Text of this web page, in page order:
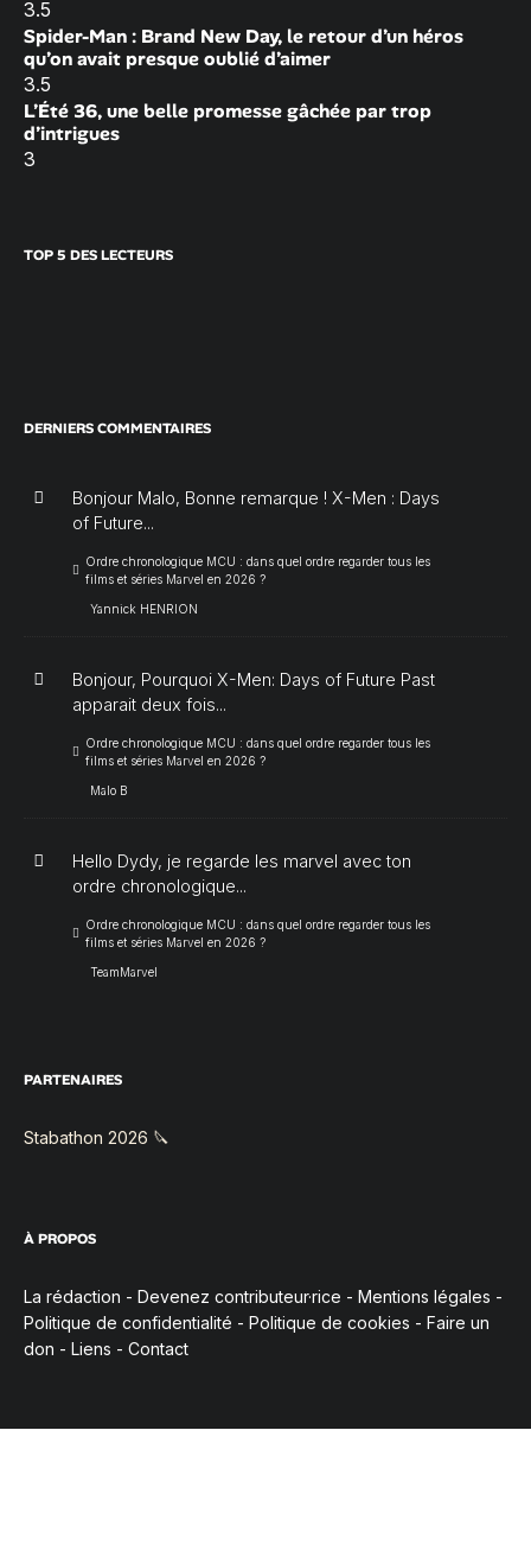
3.5
Spider-Man : Brand New Day, le retour d’un héros
qu’on avait presque oublié d’aimer
3.5
L’Été 36, une belle promesse gâchée par trop
d’intrigues
3
TOP 5 DES LECTEURS
DERNIERS COMMENTAIRES
Bonjour Malo, Bonne remarque ! X-Men : Days
of Future...
Ordre chronologique MCU : dans quel ordre regarder tous les
films et séries Marvel en 2026 ?
Yannick HENRION
Bonjour, Pourquoi X-Men: Days of Future Past
apparait deux fois...
Ordre chronologique MCU : dans quel ordre regarder tous les
films et séries Marvel en 2026 ?
Malo B
Hello Dydy, je regarde les marvel avec ton
ordre chronologique...
Ordre chronologique MCU : dans quel ordre regarder tous les
films et séries Marvel en 2026 ?
TeamMarvel
PARTENAIRES
Stabathon 2026 🔪
À PROPOS
La rédaction - Devenez contributeur·rice - Mentions légales -
Politique de confidentialité - Politique de cookies - Faire un
don - Liens - Contact